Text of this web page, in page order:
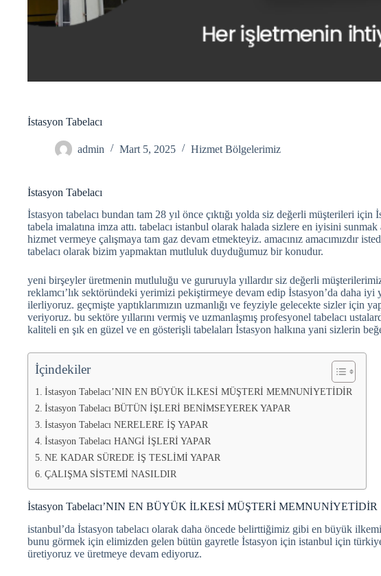
İstasyon Tabelacı
admin Mart 5, 2025 Hizmet Bölgelerimiz
İstasyon Tabelacı
İstasyon tabelacı bundan tam 28 yıl önce çıktığı yolda siz değerli müşterileri
tabela imalatına imza attı. tabelacı istanbul olarak halada sizlere en iyisini
hizmet vermeye çalışmaya tam gaz devam etmekteyiz. amacınız amacımızdır
tabelacı olarak bizim yapmaktan mutluluk duyduğumuz bir konudur.
yeni birşeyler üretmenin mutluluğu ve gururuyla yıllardır siz değerli
reklamcı’lık sektöründeki yerimizi pekiştirmeye devam edip İstasyon’da daha iyi
ilerliyoruz. geçmişte yaptıklarımızın uzmanlığı ve feyziyle gelecekte sizler için
veriyoruz. bu sektöre yıllarını vermiş ve uzmanlaşmış profesyonel tabelacı
kaliteli en şık en güzel ve en gösterişli tabelaları İstasyon halkına yani sizlerin
İçindekiler
İstasyon Tabelacı’NIN EN BÜYÜK İLKESİ MÜŞTERİ MEMNUNİYETİDİR
İstasyon Tabelacı BÜTÜN İŞLERİ BENİMSEYEREK YAPAR
İstasyon Tabelacı NERELERE İŞ YAPAR
İstasyon Tabelacı HANGİ İŞLERİ YAPAR
NE KADAR SÜREDE İŞ TESLİMİ YAPAR
ÇALIŞMA SİSTEMİ NASILDIR
İstasyon Tabelacı’NIN EN BÜYÜK İLKESİ MÜŞTERİ MEMNUNİYETİDİR
istanbul’da İstasyon tabelacı olarak daha öncede belirttiğimiz gibi en büyük
bunu görmek için elimizden gelen bütün gayretle İstasyon için istanbul için
üretiyoruz ve üretmeye devam ediyoruz.